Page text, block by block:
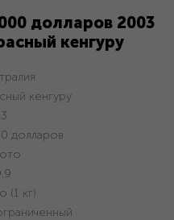
долларов 2003
кенгуру
кенгуру
долларов
(1 кг)